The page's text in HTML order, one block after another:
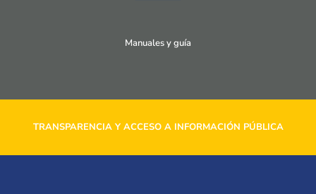
Manuales y guía
TRANSPARENCIA Y ACCESO A INFORMACIÓN PÚBLICA